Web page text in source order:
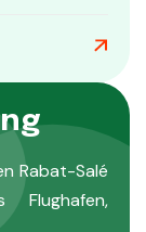
ng
Rabat-Salé
Flughafen,